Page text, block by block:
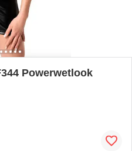
Powerwetlook